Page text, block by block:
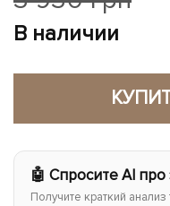
В наличии
🤖 Спросите AI про
Получите краткий